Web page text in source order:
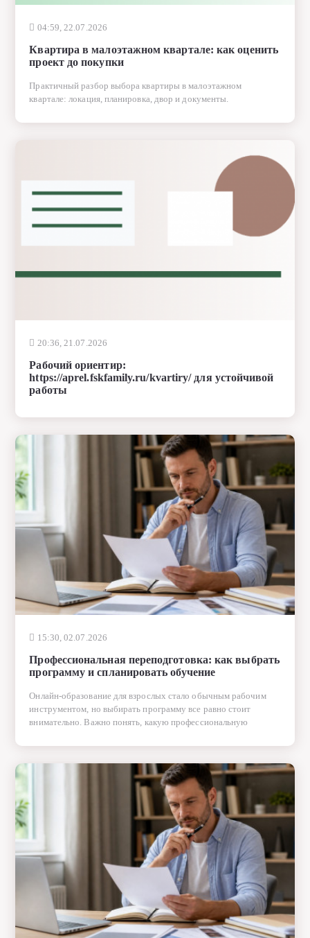
04:59, 22.07.2026
Квартира в малоэтажном квартале: как оценить
проект до покупки
Практичный разбор выбора квартиры в малоэтажном
квартале: локация, планировка, двор и документы.
20:36, 21.07.2026
Рабочий ориентир:
https://aprel.fskfamily.ru/kvartiry/ для устойчивой
работы
15:30, 02.07.2026
Профессиональная переподготовка: как выбрать
программу и спланировать обучение
Онлайн-образование для взрослых стало обычным рабочим
инструментом, но выбирать программу все равно стоит
внимательно. Важно понять, какую профессиональную